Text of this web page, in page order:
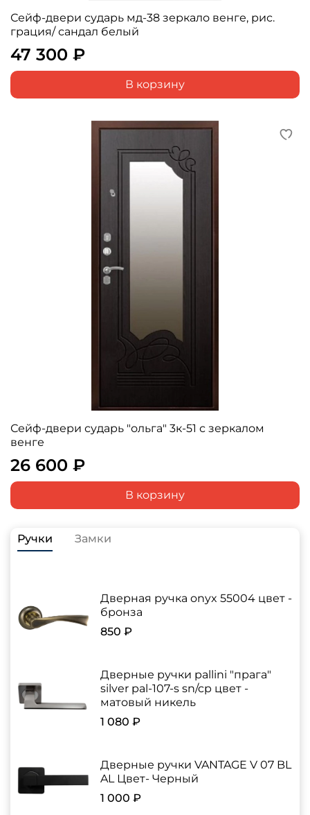
Сейф-двери сударь мд-38 зеркало венге, рис.
грация/ сандал белый
47 300 ₽
В корзину
Сейф-двери сударь "ольга" 3к-51 с зеркалом
венге
26 600 ₽
В корзину
Ручки Замки
Дверная ручка onyx 55004 цвет -
бронза
850 ₽
Дверные ручки pallini "прага"
silver pal-107-s sn/cp цвет -
матовый никель
1 080 ₽
Дверные ручки VANTAGE V 07 BL
AL Цвет- Черный
1 000 ₽